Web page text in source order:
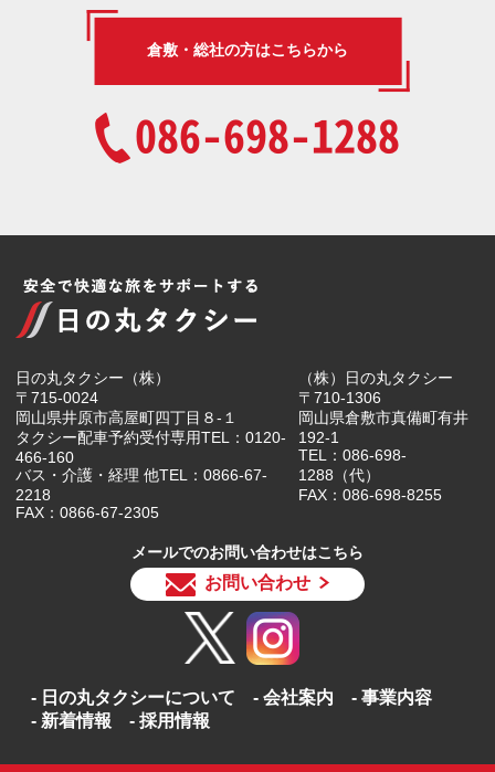
倉敷・総社の方はこちらから
086-698-1288
日の丸タクシー（株）
〒715-0024
岡山県井原市高屋町四丁目８-１
タクシー配車予約受付専用TEL：0120-
466-160
バス・介護・経理 他TEL：0866-67-
2218
FAX：0866-67-2305
（株）日の丸タクシー
〒710-1306
岡山県倉敷市真備町有井
192-1
TEL：086-698-
1288（代）
FAX：086-698-8255
メールでのお問い合わせはこちら
お問い合わせ
日の丸タクシーについて 会社案内
事業内容
新着情報
採用情報